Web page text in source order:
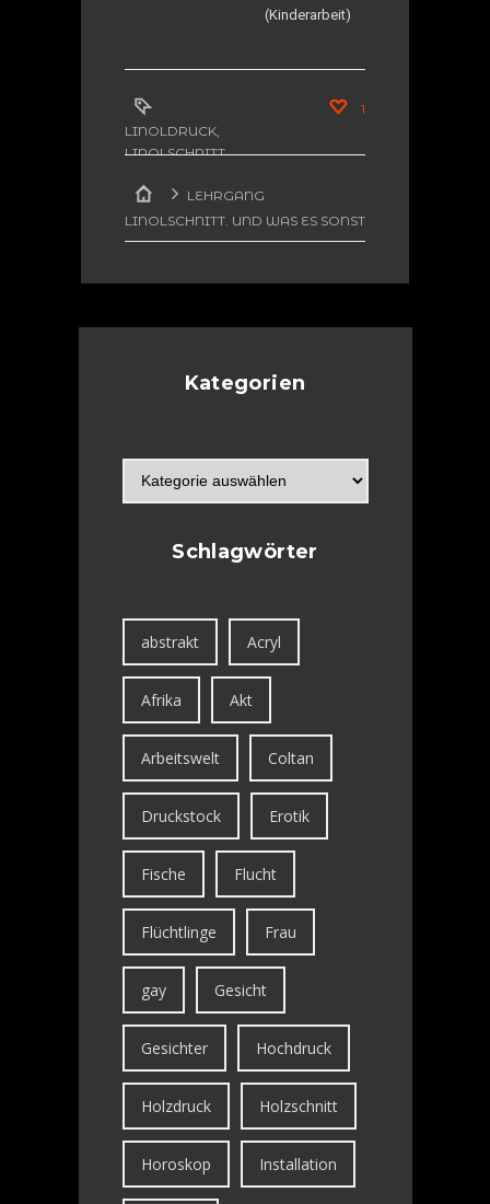
(Kinderarbeit)
LINOLDRUCK
LINOLSCHNITT,
TASCHENKUNST
1
LEHRGANG
LINOLSCHNITT. UND WAS ES SONST
Kategorien
Schlagwörter
abstrakt Acryl
Afrika Akt
Arbeitswelt Coltan
Druckstock Erotik
Fische Flucht
Flüchtlinge Frau
gay Gesicht
Gesichter Hochdruck
Holzdruck Holzschnitt
Horoskop Installation